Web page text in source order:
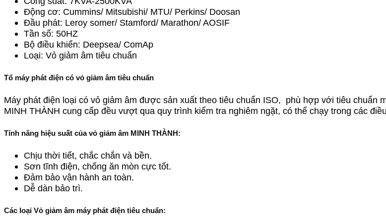
Động cơ: Cummins/ Mitsubishi/ MTU/ Perkins/ Doosan
Đầu phát: Leroy somer/ Stamford/ Marathon/ AOSIF
Tần số: 50HZ
Bộ điều khiển: Deepsea/ ComAp
Loại: Vỏ giảm âm tiêu chuẩn
Tổ máy phát điện có vỏ giảm âm tiêu chuẩn
Máy phát điện loại có vỏ giảm âm được sản xuất theo tiêu chuẩn ISO, phù hợp với tiêu chuẩn
MINH THÀNH cung cấp đều vượt qua quy trình kiểm tra nghiêm ngặt, có thể chạy trong các
Tính năng hiệu suất của vỏ giảm âm MINH THÀNH:
Chịu thời tiết, chắc chắn và bền.
Sơn tĩnh điện, chống ăn mòn cực tốt.
Đảm bảo vận hành an toàn.
Dễ dàn bảo trì.
Các loại Vỏ giảm âm máy phát điện tiêu chuẩn: